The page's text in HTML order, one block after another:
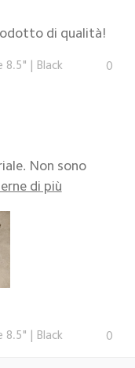
di qualità!
8.5" | Black 0
Non sono
di più
8.5" Black 0